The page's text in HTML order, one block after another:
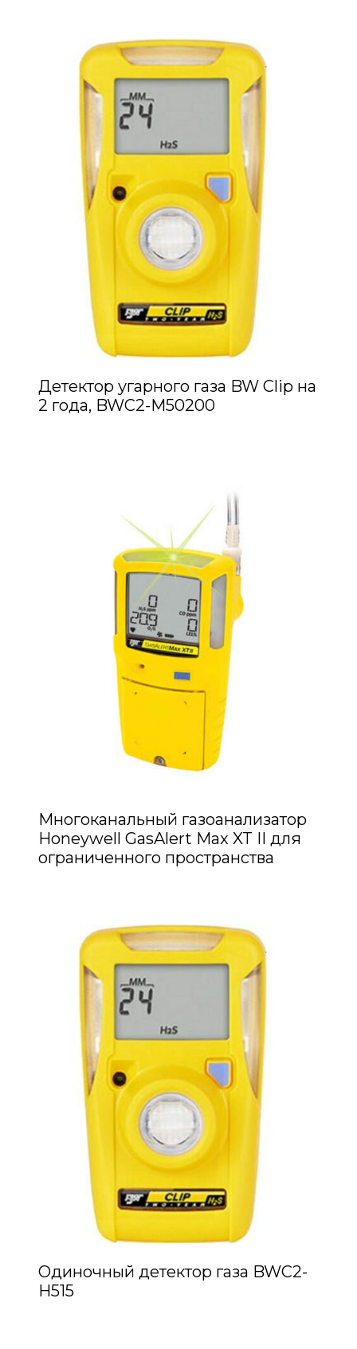
Детектор угарного газа BW Clip на
2 года, BWC2-M50200
Многоканальный газоанализатор
Honeywell GasAlert Max XT II для
ограниченного пространства
Одиночный детектор газа BWC2-
H515